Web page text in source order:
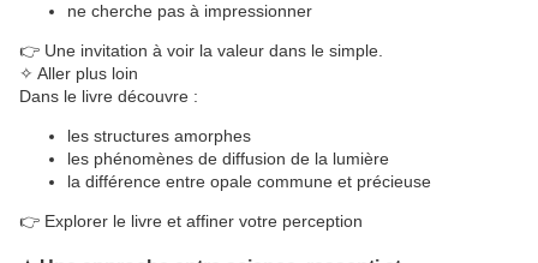
ne cherche pas à impressionner
👉 Une invitation à voir la valeur dans le simple.
✧ Aller plus loin
Dans le livre découvre :
les structures amorphes
les phénomènes de diffusion de la lumière
la différence entre opale commune et précieuse
👉 Explorer le livre et affiner votre perception